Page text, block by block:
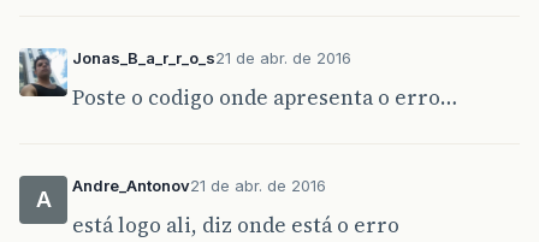
Jonas_B_a_r_r_o_s21 de abr. de 2016
Poste o codigo onde apresenta o erro…
A
Andre_Antonov21 de abr. de 2016
está logo ali, diz onde está o erro